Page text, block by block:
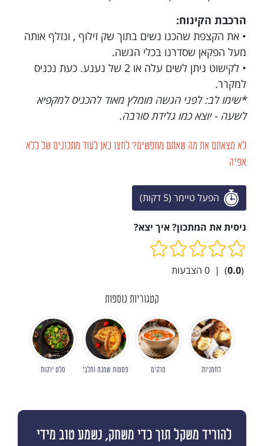
הרכבת הקינוח:
• את הקצפת שהכנו נשים בתוך שק זילוף , ונזלף אותה
מעל הפקאן שסדרנו בכלי הגשה.
• לקישוט ניתן לשים עלה או 2 של נענע. כעת נכניס
למקרר.
*שימו לב: לפני הגשה מומלץ מאוד להכניס למקפיא
לשעה - יוצא כמו גלידת סורבה.
לא מצאתם את מה שאתם מחפשים? לחצו כאן לעוד מתכונים של ללא
אפיה
הפעל טיימר (5 דקות)
ניסית את המתכון? איך יצא?
(
0.0
)
|
0 הצבעות
קטגוריות נוספות
לחמניות מרקים פסטות שמנת וחלבי סלט ירקות
להוריד משקל תוך כדי משחק, נשמע טוב מידי